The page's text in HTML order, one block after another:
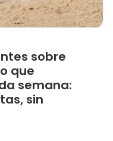
sobre
que
semana:
sin